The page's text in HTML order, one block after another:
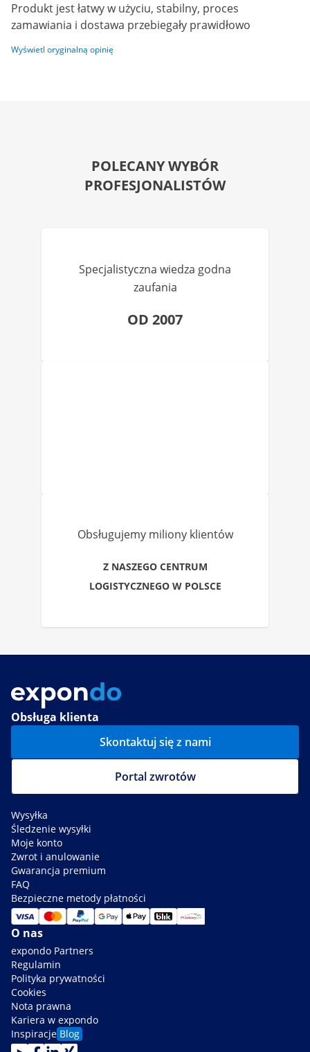
Produkt jest łatwy w użyciu, stabilny, proces
zamawiania i dostawa przebiegały prawidłowo
Wyświetl oryginalną opinię
POLECANY WYBÓR
PROFESJONALISTÓW
Specjalistyczna wiedza godna
zaufania
OD 2007
Obsługujemy miliony klientów
Z NASZEGO CENTRUM
LOGISTYCZNEGO W POLSCE
Obsługa klienta
Skontaktuj się z nami
Portal zwrotów
Wysyłka
Śledzenie wysyłki
Moje konto
Zwrot i anulowanie
Gwarancja premium
FAQ
Bezpieczne metody płatności
O nas
expondo Partners
Regulamin
Polityka prywatności
Cookies
Nota prawna
Kariera w expondo
Inspiracje Blog